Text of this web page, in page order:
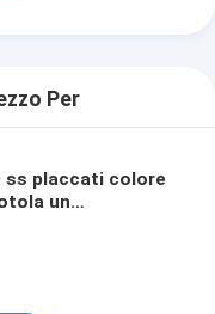
Per
ss placcati colore
un